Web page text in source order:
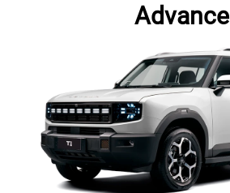
Advance